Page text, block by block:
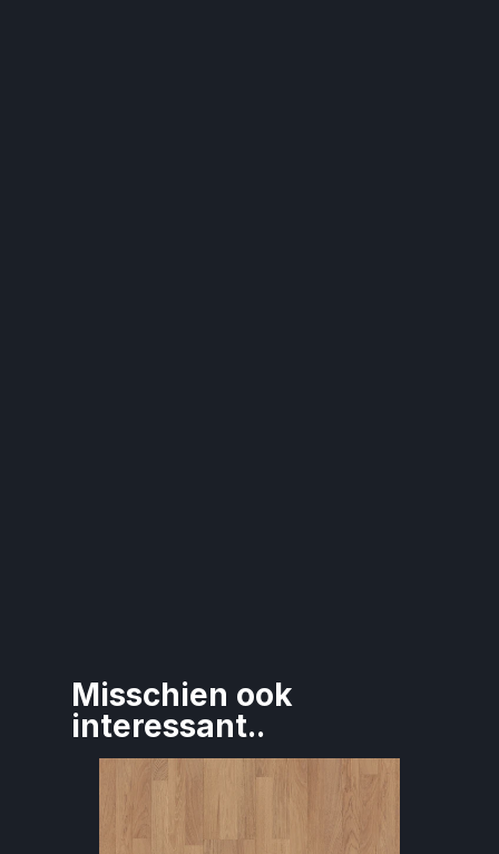
Misschien ook
interessant..